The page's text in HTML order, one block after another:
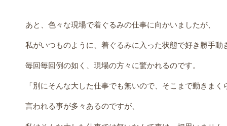
あと、色々な現場で着ぐるみの仕事に向かいましたが、
私がいつものように、着ぐるみに入った状態で好き勝手動
毎回毎回例の如く、現場の方々に驚かれるのです。
「別にそんな大した仕事でも無いので、そこまで動きま
言われる事が多々あるのですが、